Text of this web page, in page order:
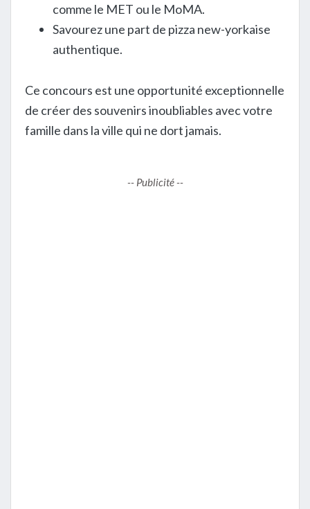
comme le MET ou le MoMA.
Savourez une part de pizza new-yorkaise
authentique.
Ce concours est une opportunité exceptionnelle
de créer des souvenirs inoubliables avec votre
famille dans la ville qui ne dort jamais.
-- Publicité --